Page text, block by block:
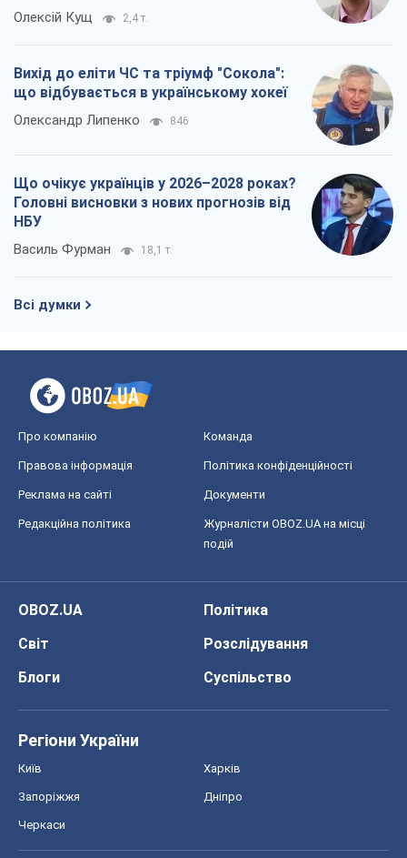
Олексій Кущ 2,4 т.
Вихід до еліти ЧС та тріумф "Сокола":
що відбувається в українському хокеї
Олександр Липенко 846
Що очікує українців у 2026–2028 роках?
Головні висновки з нових прогнозів від
НБУ
Василь Фурман 18,1 т.
Всі думки
Про компанію Команда
Правова інформація Політика конфіденційності
Реклама на сайті Документи
Редакційна політика
Журналісти OBOZ.UA на місці
подій
OBOZ.UA
Політика
Світ
Розслідування
Блоги
Суспільство
Регіони України
Київ Харків
Запоріжжя Дніпро
Черкаси